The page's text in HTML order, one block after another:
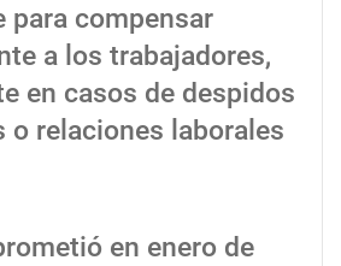
para compensar
a los trabajadores,
en casos de despidos
relaciones laborales
en enero de